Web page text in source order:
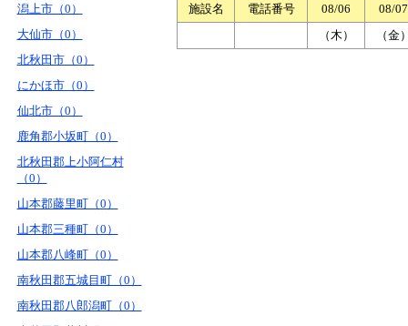
潟上市（0）
大仙市（0）
北秋田市（0）
にかほ市（0）
仙北市（0）
鹿角郡小坂町（0）
北秋田郡上小阿仁村
（0）
山本郡藤里町（0）
山本郡三種町（0）
山本郡八峰町（0）
南秋田郡五城目町（0）
南秋田郡八郎潟町（0）
施設名 電話番号 08/06
08/07
（木）
（金